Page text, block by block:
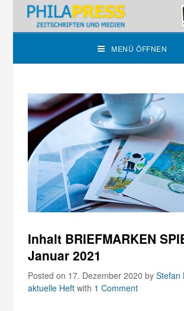
MENÜ ÖFFNEN
Inhalt BRIEFMARKEN
Januar 2021
Posted on 17. Dezember 2020byStefan
aktuelle Heft with 1 Comment